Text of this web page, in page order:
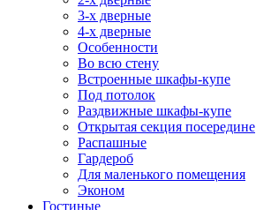
3-х дверные
4-х дверные
Особенности
Во всю стену
Встроенные шкафы-купе
Под потолок
Раздвижные шкафы-купе
Открытая секция посередине
Распашные
Гардероб
Для маленького помещения
Эконом
Гостиные